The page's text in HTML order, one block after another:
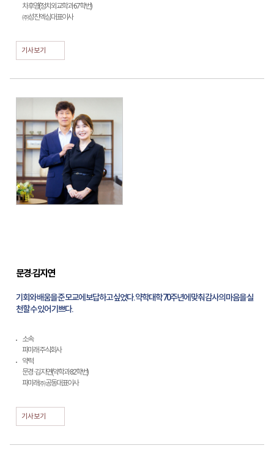
차후영(정치외교학과 67학번)
㈜성진엑심 대표이사
기사보기
문경·김지연
기회와 배움을 준 모교에 보답하고 싶었다. 약학대학 70주년에 맞춰 감사의 마음을 실
천할 수 있어 기쁘다.
소속
파미래 주식회사
약력
문경 · 김지연(약학과 82학번)
파미래㈜ 공동대표이사
기사보기